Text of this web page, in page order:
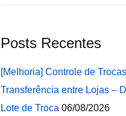
Posts Recentes
[Melhoria] Controle de
Transferência entre Lojas –
Lote de Troca 06/08/2026